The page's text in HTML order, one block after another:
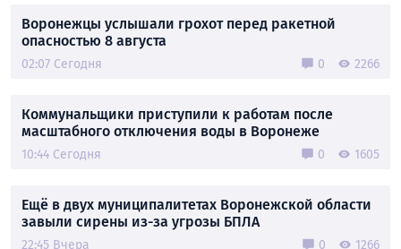
Воронежцы услышали грохот перед ракетной
опасностью 8 августа
02:07 Сегодня 0 2266
Коммунальщики приступили к работам после
масштабного отключения воды в Воронеже
10:44 Сегодня 0 1605
Ещё в двух муниципалитетах Воронежской области
завыли сирены из-за угрозы БПЛА
22:45 Вчера 0 1266